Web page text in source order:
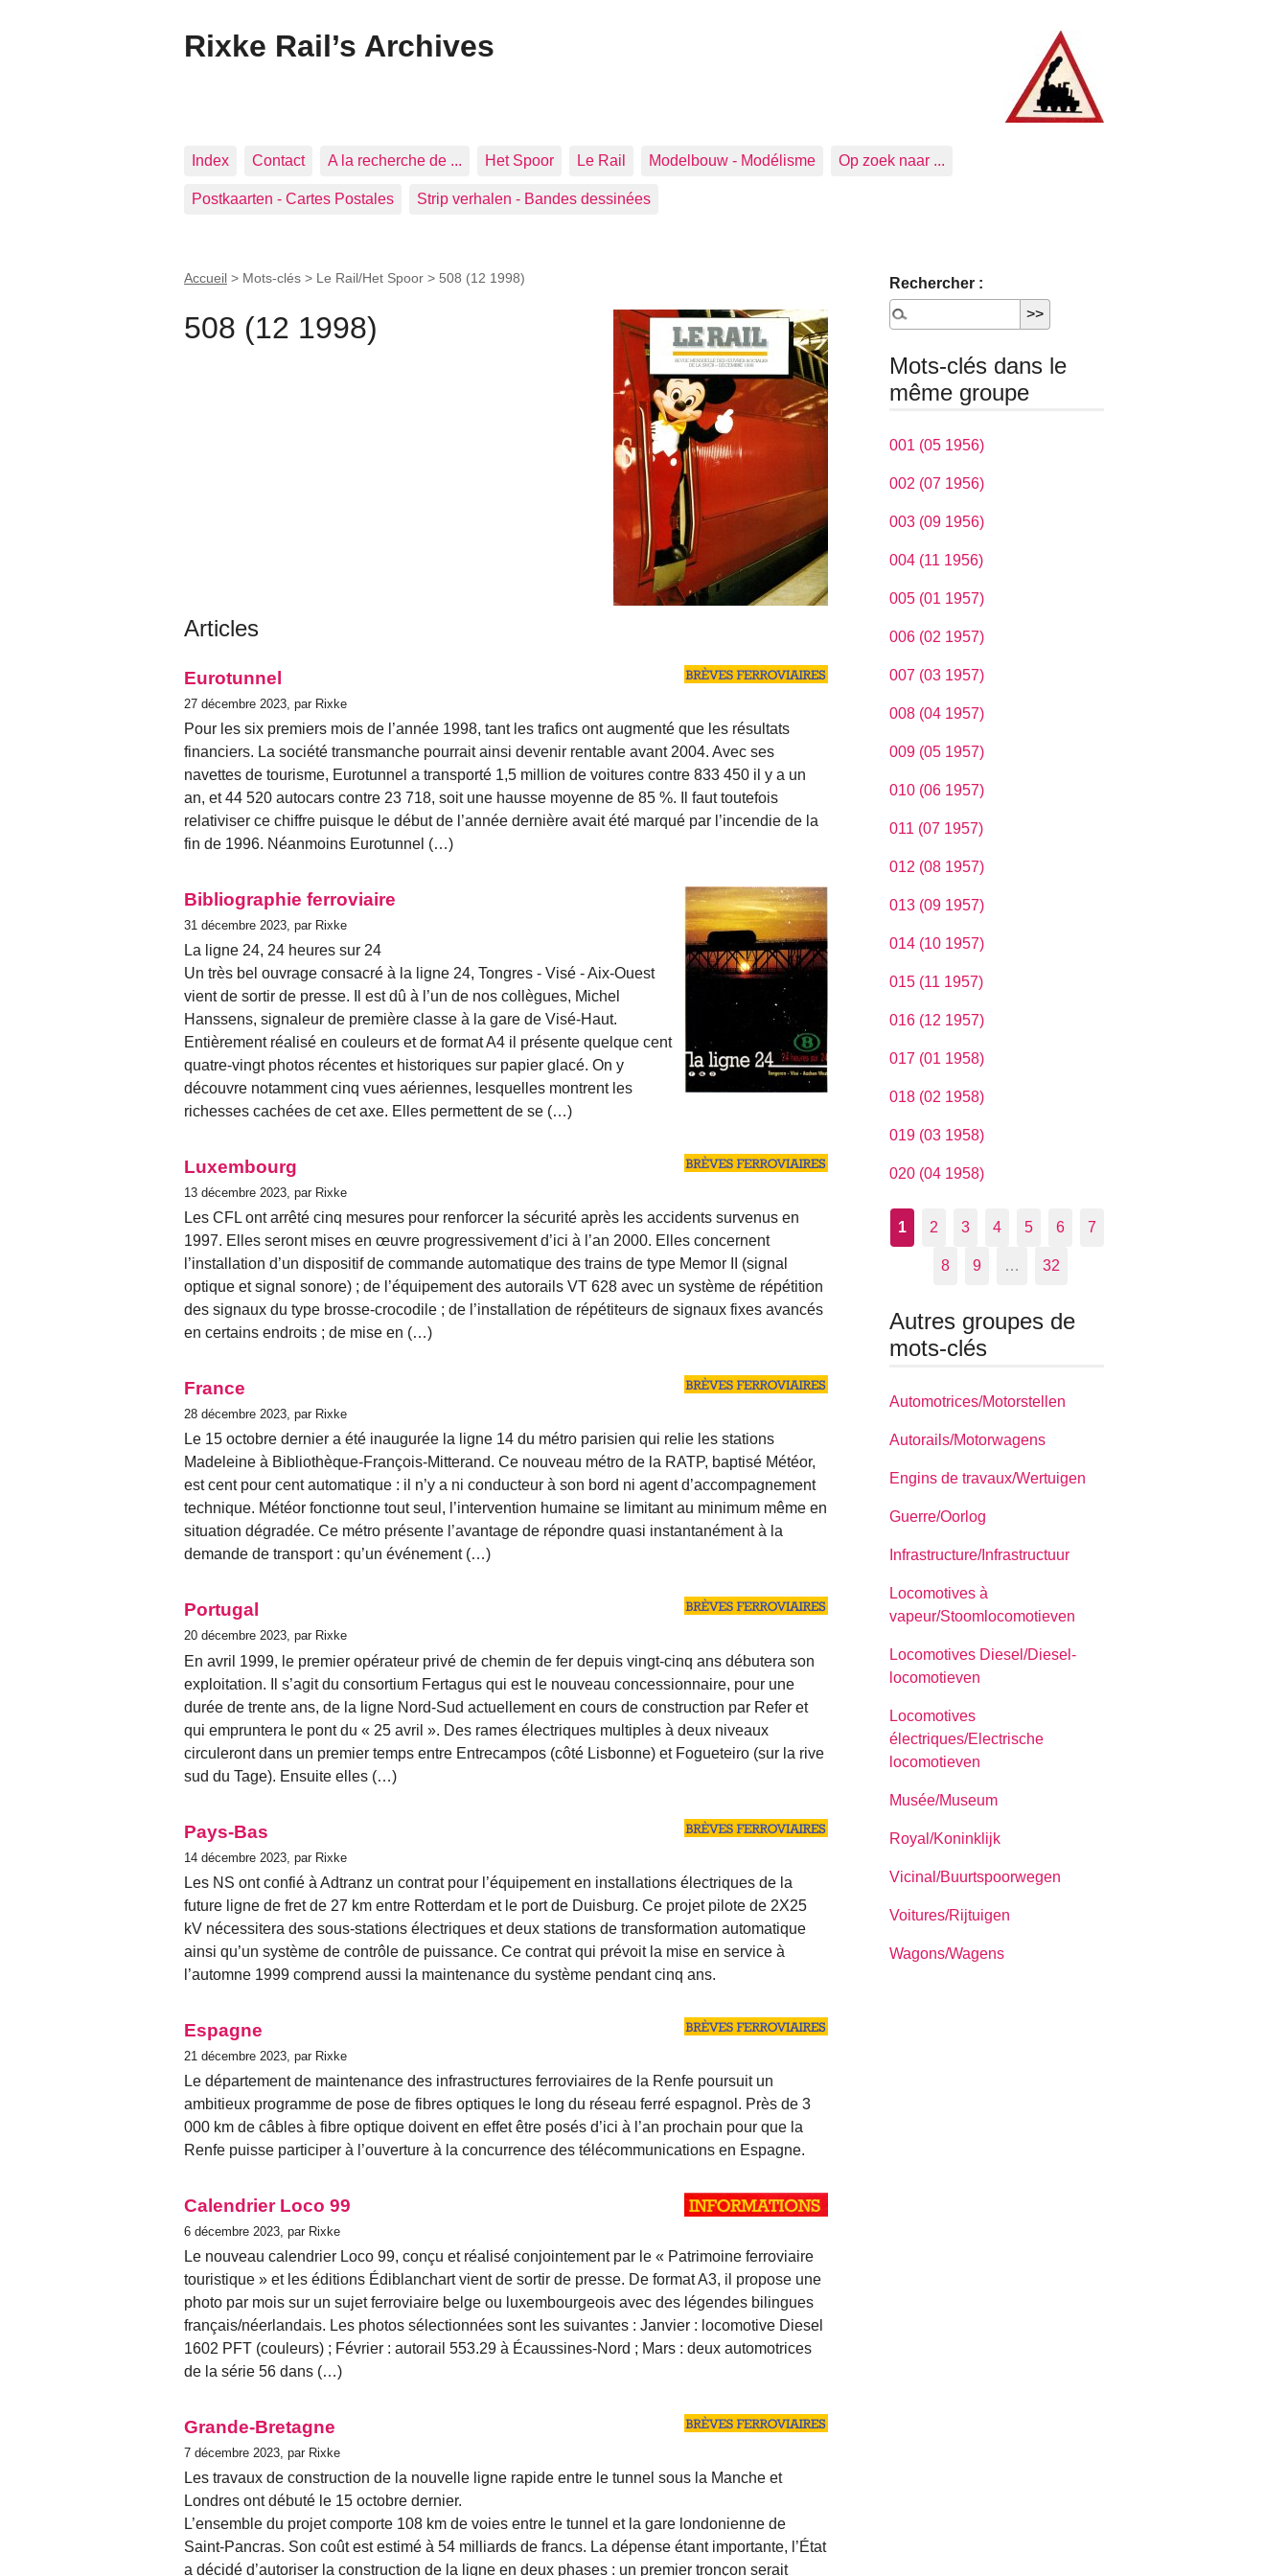
Rixke Rail’s Archives
Index Contact A la recherche de ... Het Spoor Le Rail Modelbouw - Modélisme Op zoek naar ...
Postkaarten - Cartes Postales Strip verhalen - Bandes dessinées
Accueil > Mots-clés > Le Rail/Het Spoor > 508 (12 1998)
508 (12 1998)
Articles
Eurotunnel
27 décembre 2023, par Rixke
Pour les six premiers mois de l’année 1998, tant les trafics ont augmenté que les résultats
financiers. La société transmanche pourrait ainsi devenir rentable avant 2004. Avec ses
navettes de tourisme, Eurotunnel a transporté 1,5 million de voitures contre 833 450 il y a un
an, et 44 520 autocars contre 23 718, soit une hausse moyenne de 85 %. Il faut toutefois
relativiser ce chiffre puisque le début de l’année dernière avait été marqué par l’incendie de la
fin de 1996. Néanmoins Eurotunnel (…)
Bibliographie ferroviaire
31 décembre 2023, par Rixke
La ligne 24, 24 heures sur 24
Un très bel ouvrage consacré à la ligne 24, Tongres - Visé - Aix-Ouest
vient de sortir de presse. Il est dû à l’un de nos collègues, Michel
Hanssens, signaleur de première classe à la gare de Visé-Haut.
Entièrement réalisé en couleurs et de format A4 il présente quelque cent
quatre-vingt photos récentes et historiques sur papier glacé. On y
découvre notamment cinq vues aériennes, lesquelles montrent les
richesses cachées de cet axe. Elles permettent de se (…)
Luxembourg
13 décembre 2023, par Rixke
Les CFL ont arrêté cinq mesures pour renforcer la sécurité après les accidents survenus en
1997. Elles seront mises en œuvre progressivement d’ici à l’an 2000. Elles concernent
l’installation d’un dispositif de commande automatique des trains de type Memor II (signal
optique et signal sonore) ; de l’équipement des autorails VT 628 avec un système de répétition
des signaux du type brosse-crocodile ; de l’installation de répétiteurs de signaux fixes avancés
en certains endroits ; de mise en (…)
France
28 décembre 2023, par Rixke
Le 15 octobre dernier a été inaugurée la ligne 14 du métro parisien qui relie les stations
Madeleine à Bibliothèque-François-Mitterand. Ce nouveau métro de la RATP, baptisé Météor,
est cent pour cent automatique : il n’y a ni conducteur à son bord ni agent d’accompagnement
technique. Météor fonctionne tout seul, l’intervention humaine se limitant au minimum même en
situation dégradée. Ce métro présente l’avantage de répondre quasi instantanément à la
demande de transport : qu’un événement (…)
Portugal
20 décembre 2023, par Rixke
En avril 1999, le premier opérateur privé de chemin de fer depuis vingt-cinq ans débutera son
exploitation. Il s’agit du consortium Fertagus qui est le nouveau concessionnaire, pour une
durée de trente ans, de la ligne Nord-Sud actuellement en cours de construction par Refer et
qui empruntera le pont du « 25 avril ». Des rames électriques multiples à deux niveaux
circuleront dans un premier temps entre Entrecampos (côté Lisbonne) et Fogueteiro (sur la rive
sud du Tage). Ensuite elles (…)
Pays-Bas
14 décembre 2023, par Rixke
Les NS ont confié à Adtranz un contrat pour l’équipement en installations électriques de la
future ligne de fret de 27 km entre Rotterdam et le port de Duisburg. Ce projet pilote de 2X25
kV nécessitera des sous-stations électriques et deux stations de transformation automatique
ainsi qu’un système de contrôle de puissance. Ce contrat qui prévoit la mise en service à
l’automne 1999 comprend aussi la maintenance du système pendant cinq ans.
Espagne
21 décembre 2023, par Rixke
Le département de maintenance des infrastructures ferroviaires de la Renfe poursuit un
ambitieux programme de pose de fibres optiques le long du réseau ferré espagnol. Près de 3
000 km de câbles à fibre optique doivent en effet être posés d’ici à l’an prochain pour que la
Renfe puisse participer à l’ouverture à la concurrence des télécommunications en Espagne.
Calendrier Loco 99
6 décembre 2023, par Rixke
Le nouveau calendrier Loco 99, conçu et réalisé conjointement par le « Patrimoine ferroviaire
touristique » et les éditions Édiblanchart vient de sortir de presse. De format A3, il propose une
photo par mois sur un sujet ferroviaire belge ou luxembourgeois avec des légendes bilingues
français/néerlandais. Les photos sélectionnées sont les suivantes : Janvier : locomotive Diesel
1602 PFT (couleurs) ; Février : autorail 553.29 à Écaussines-Nord ; Mars : deux automotrices
de la série 56 dans (…)
Grande-Bretagne
7 décembre 2023, par Rixke
Les travaux de construction de la nouvelle ligne rapide entre le tunnel sous la Manche et
Londres ont débuté le 15 octobre dernier.
L’ensemble du projet comporte 108 km de voies entre le tunnel et la gare londonienne de
Saint-Pancras. Son coût est estimé à 54 milliards de francs. La dépense étant importante, l’État
a décidé d’autoriser la construction de la ligne en deux phases : un premier tronçon serait
Rechercher :
Mots-clés dans le
même groupe
001 (05 1956)
002 (07 1956)
003 (09 1956)
004 (11 1956)
005 (01 1957)
006 (02 1957)
007 (03 1957)
008 (04 1957)
009 (05 1957)
010 (06 1957)
011 (07 1957)
012 (08 1957)
013 (09 1957)
014 (10 1957)
015 (11 1957)
016 (12 1957)
017 (01 1958)
018 (02 1958)
019 (03 1958)
020 (04 1958)
1 2 3 4 5 6 7
8 9 … 32
Autres groupes de
mots-clés
Automotrices/Motorstellen
Autorails/Motorwagens
Engins de travaux/Wertuigen
Guerre/Oorlog
Infrastructure/Infrastructuur
Locomotives à
vapeur/Stoomlocomotieven
Locomotives Diesel/Diesel-
locomotieven
Locomotives
électriques/Electrische
locomotieven
Musée/Museum
Royal/Koninklijk
Vicinal/Buurtspoorwegen
Voitures/Rijtuigen
Wagons/Wagens